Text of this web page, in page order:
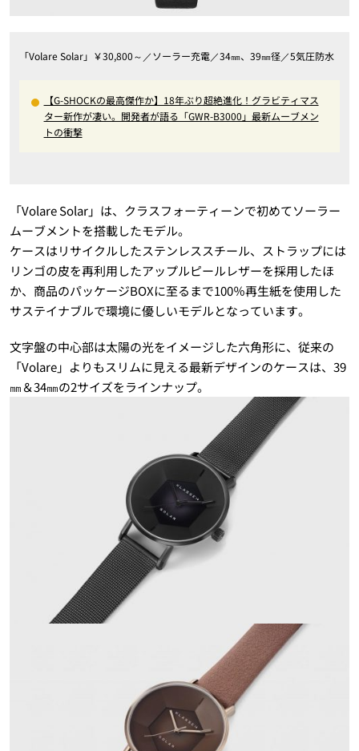
「Volare Solar」￥30,800～／ソーラー充電／34㎜、39㎜径／5気圧防水
【G-SHOCKの最高傑作か】18年ぶり超絶進化！グラビティマス
ター新作が凄い。開発者が語る「GWR-B3000」最新ムーブメン
トの衝撃
「Volare Solar」は、クラスフォーティーンで初めてソーラー
ムーブメントを搭載したモデル。
ケースはリサイクルしたステンレススチール、ストラップには
リンゴの皮を再利用したアップルピールレザーを採用したほ
か、商品のパッケージBOXに至るまで100％再生紙を使用した
サステイナブルで環境に優しいモデルとなっています。
文字盤の中心部は太陽の光をイメージした六角形に、従来の
「Volare」よりもスリムに見える最新デザインのケースは、39
㎜＆34㎜の2サイズをラインナップ。